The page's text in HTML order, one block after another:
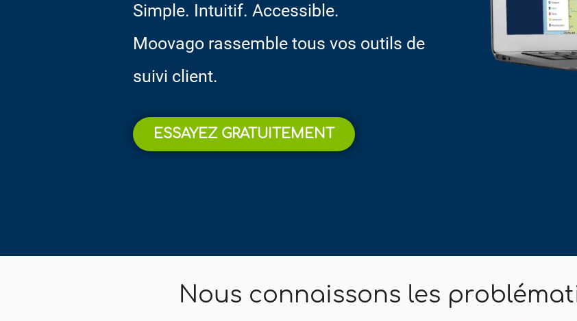
Simple. Intuitif. Accessible.
Moovago rassemble tous vos outils de
suivi client.
ESSAYEZ GRATUITEMENT
Nous connaissons les